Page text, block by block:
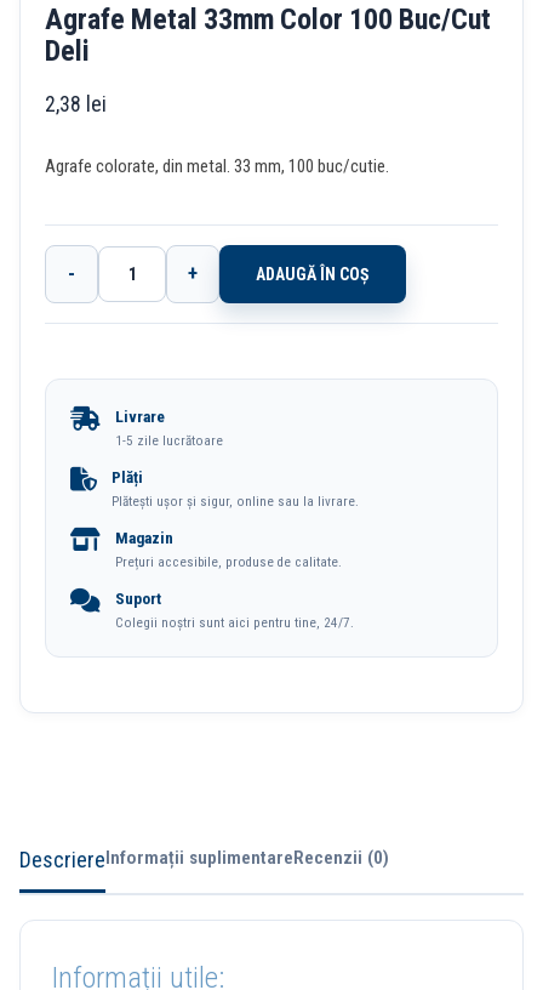
Agrafe Metal 33mm Color 100 Buc/Cut
Deli
2,38 lei
Agrafe colorate, din metal. 33 mm, 100 buc/cutie.
Cantitate
Agrafe
Color
100
Buc/Cut
Deli
- + ADAUGĂ ÎN COȘ
Livrare
1-5 zile lucrătoare
Plăți
Plătești ușor și sigur, online sau la livrare.
Magazin
Prețuri accesibile, produse de calitate.
Suport
Colegii noștri sunt aici pentru tine, 24/7.
DescriereInformații suplimentareRecenzii (0)
Informații utile: